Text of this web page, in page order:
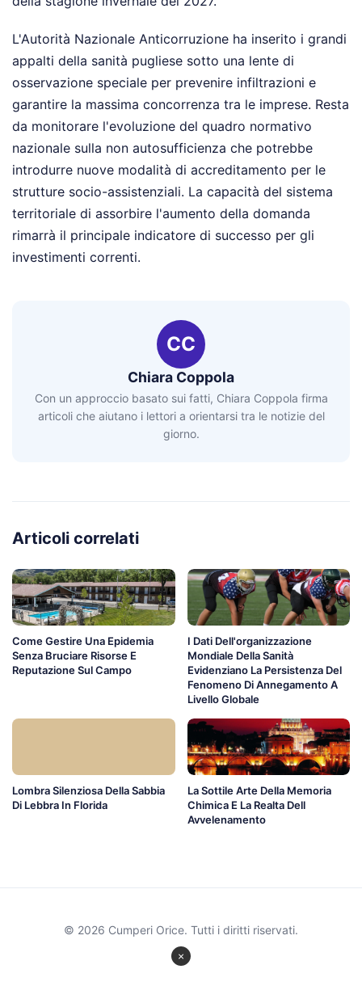
L'Autorità Nazionale Anticorruzione ha inserito i grandi
appalti della sanità pugliese sotto una lente di
osservazione speciale per prevenire infiltrazioni e
garantire la massima concorrenza tra le imprese. Resta
da monitorare l'evoluzione del quadro normativo
nazionale sulla non autosufficienza che potrebbe
introdurre nuove modalità di accreditamento per le
strutture socio-assistenziali. La capacità del sistema
territoriale di assorbire l'aumento della domanda
rimarrà il principale indicatore di successo per gli
investimenti correnti.
CC
Chiara Coppola
Con un approccio basato sui fatti, Chiara Coppola firma
articoli che aiutano i lettori a orientarsi tra le notizie del
giorno.
Articoli correlati
Come Gestire Una Epidemia
Senza Bruciare Risorse E
Reputazione Sul Campo
I Dati Dell'organizzazione
Mondiale Della Sanità
Evidenziano La Persistenza Del
Fenomeno Di Annegamento A
Livello Globale
Lombra Silenziosa Della Sabbia
Di Lebbra In Florida
La Sottile Arte Della Memoria
Chimica E La Realta Dell
Avvelenamento
×
© 2026 Cumperi Orice. Tutti i diritti riservati.